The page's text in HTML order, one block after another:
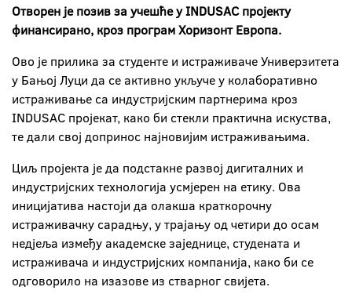
Отворен је позив за учешће у INDUSAC пројекту
финансирано, кроз програм Хоризонт Европа.
Ово је прилика за студенте и истраживаче Универзитета
у Бањој Луци да се активно укључе у колаборативно
истраживање са индустријским партнерима кроз
INDUSAC пројекат, како би стекли практична искуства,
те дали свој допринос најновијим истраживањима.
Циљ пројекта је да подстакне развој дигиталних и
индустријских технологија усмјерен на етику. Ова
иницијатива настоји да олакша краткорочну
истраживачку сарадњу, у трајању од четири до осам
недјеља између академске заједнице, студената и
истраживача и индустријских компанија, како би се
одговорило на изазове из стварног свијета.